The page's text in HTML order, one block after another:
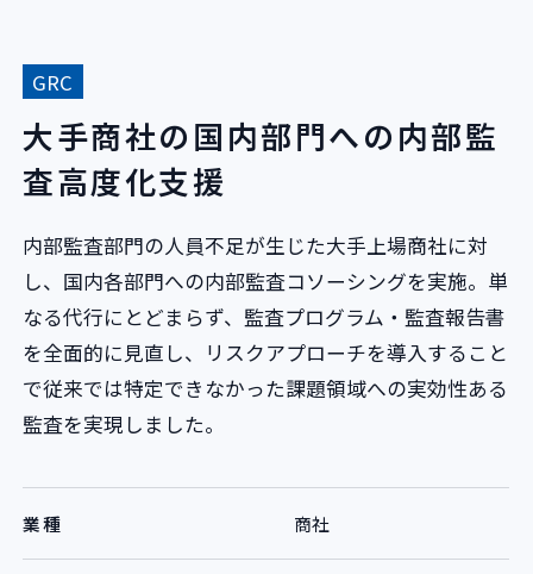
GRC
大手商社の国内部門への内部監
査高度化支援
内部監査部門の人員不足が生じた大手上場商社に対
し、国内各部門への内部監査コソーシングを実施。単
なる代行にとどまらず、監査プログラム・監査報告書
を全面的に見直し、リスクアプローチを導入すること
で従来では特定できなかった課題領域への実効性ある
監査を実現しました。
業種 商社